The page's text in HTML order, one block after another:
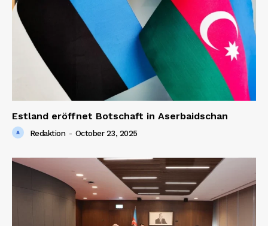
Estland eröffnet Botschaft in Aserbaidschan
Redaktion - October 23, 2025